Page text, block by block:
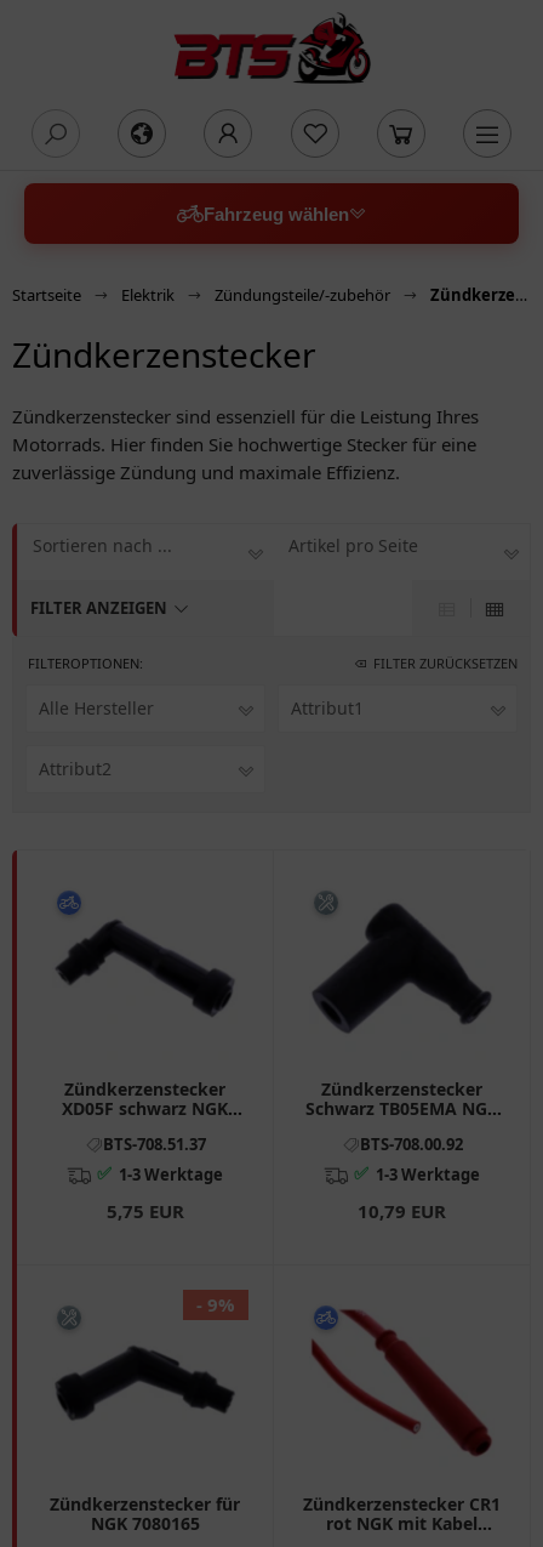
Fahrzeug wählen
Startseite Elektrik Zündungsteile/-zubehör Zündkerzenstecker
Zündkerzenstecker
Zündkerzenstecker sind essenziell für die Leistung Ihres
Motorrads. Hier finden Sie hochwertige Stecker für eine
zuverlässige Zündung und maximale Effizienz.
FILTER ANZEIGEN
Sortieren nach ... Artikel pro Seite
FILTEROPTIONEN: FILTER ZURÜCKSETZEN
Alle Hersteller Attribut1
Attribut2
Zündkerzenstecker
XD05F schwarz NGK
passend für: Honda CB,
CBR, VT
BTS-708.51.37
✅ 1-3 Werktage
5,75 EUR
Zündkerzenstecker
Schwarz TB05EMA NGK
BTS-708.00.92
✅ 1-3 Werktage
10,79 EUR
Zündkerzenstecker für
NGK 7080165
- 9%
Zündkerzenstecker CR1
rot NGK mit Kabel